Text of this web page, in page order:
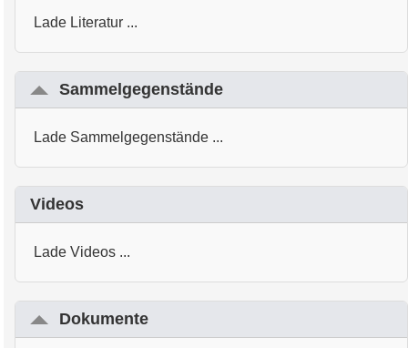
Lade Literatur ...
Sammelgegenstände
Lade Sammelgegenstände ...
Videos
Lade Videos ...
Dokumente